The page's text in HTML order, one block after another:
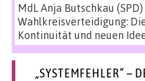
MdL Anja Butschkau
Wahlkreisverteidigung:
Kontinuität und neuen
„SYSTEMFEHLER“ –